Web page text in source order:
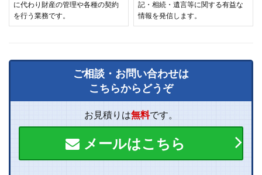
に代わり財産の管理や各種の契約
を行う業務です。
記・相続・遺言等に関する有益な
情報を発信します。
ご相談・お問い合わせは
こちらからどうぞ
お見積りは無料です。
メールはこちら